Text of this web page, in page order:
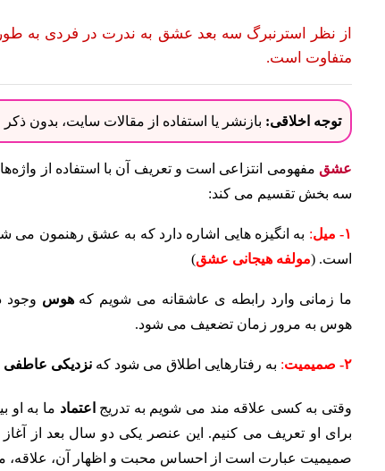
از نظر استرنبرگ سه بعد عشق به ندرت در فردی به
متفاوت است.
توجه اخلاقی: بازنشر یا استفاده از مقالات سایت، بدون
عشق مفهومی انتزاعی است و تعریف آن با استفاده از
سه بخش تقسیم می کند:
۱- میل : به انگیزه هایی اشاره دارد که به عشق رهنمون
است. (مولفه هیجانی عشق)
ما زمانی وارد رابطه ی عاشقانه می شویم کههوس وجود
هوس به مرور زمان تضعیف می شود.
۲- صمیمیت : به رفتارهایی اطلاق می شود که نزدیکی عاطفی
وقتی به کسی علاقه مند می شویم به تدریج اعتماد ما به او
برای او تعریف می کنیم. این عنصر یکی دو سال بعد از
صمیمیت عبارت است از احساس محبت و اظهار آن، علاقه،